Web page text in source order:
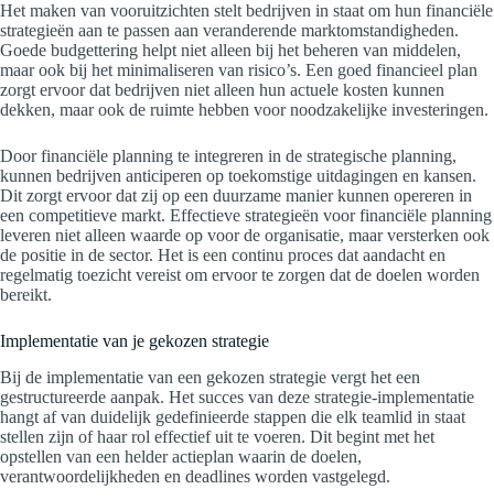
Het maken van vooruitzichten stelt bedrijven in staat om hun financiële
strategieën aan te passen aan veranderende marktomstandigheden.
Goede budgettering helpt niet alleen bij het beheren van middelen,
maar ook bij het minimaliseren van risico’s. Een goed financieel plan
zorgt ervoor dat bedrijven niet alleen hun actuele kosten kunnen
dekken, maar ook de ruimte hebben voor noodzakelijke investeringen.
Door financiële planning te integreren in de strategische planning,
kunnen bedrijven anticiperen op toekomstige uitdagingen en kansen.
Dit zorgt ervoor dat zij op een duurzame manier kunnen opereren in
een competitieve markt. Effectieve strategieën voor financiële planning
leveren niet alleen waarde op voor de organisatie, maar versterken ook
de positie in de sector. Het is een continu proces dat aandacht en
regelmatig toezicht vereist om ervoor te zorgen dat de doelen worden
bereikt.
Implementatie van je gekozen strategie
Bij de implementatie van een gekozen strategie vergt het een
gestructureerde aanpak. Het succes van deze strategie-implementatie
hangt af van duidelijk gedefinieerde stappen die elk teamlid in staat
stellen zijn of haar rol effectief uit te voeren. Dit begint met het
opstellen van een helder actieplan waarin de doelen,
verantwoordelijkheden en deadlines worden vastgelegd.